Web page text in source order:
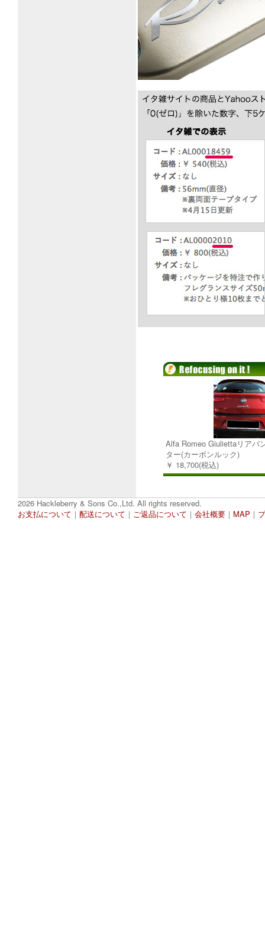
Alfa Romeo Giuliettaリアバ
ター(カーボンルック)
￥ 18,700(税込)
2026 Hackleberry & Sons Co.,Ltd. All rights reserved.
お支払について ｜ 配送について ｜ ご返品について ｜ 会社概要 ｜ MAP ｜